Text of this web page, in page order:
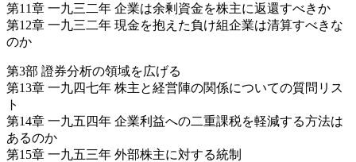
第11章 一九三二年 企業は余剰資金を株主に返還すべきか
第12章 一九三二年 現金を抱えた負け組企業は清算すべきな
のか
第3部 證券分析の領域を広げる
第13章 一九四七年 株主と経営陣の関係についての質問リス
ト
第14章 一九五四年 企業利益への二重課税を軽減する方法は
あるのか
第15章 一九五三年 外部株主に対する統制